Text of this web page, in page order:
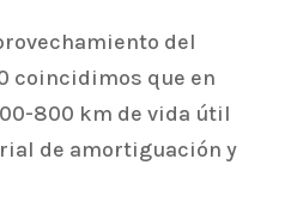
del
coincidimos que en
800 km de vida útil
de amortiguación y